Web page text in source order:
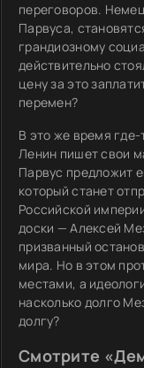
переговоров.
Парвуса,
грандиозному
действительно
цену за это
перемен?
В это же время
Ленин пишет свои
Парвус предложит
который станет
Российской
доски — Алексей
призванный
мира. Но в этом
местами, а
насколько долго
долгу?
Смотрите